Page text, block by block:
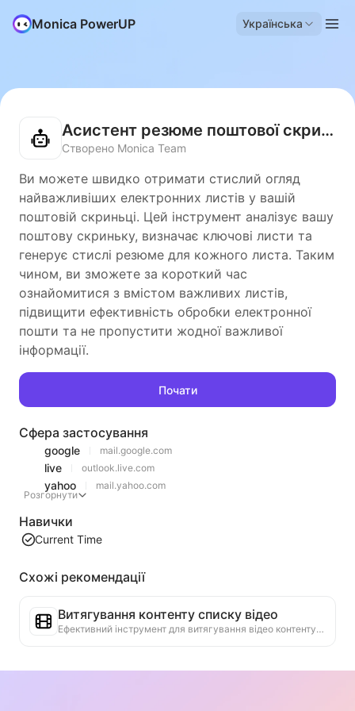
Monica PowerUP Українська
Асистент резюме поштової скриньки
Створено Monica Team
Ви можете швидко отримати стислий огляд
найважливіших електронних листів у вашій
поштовій скриньці. Цей інструмент аналізує вашу
поштову скриньку, визначає ключові листи та
генерує стислі резюме для кожного листа. Таким
чином, ви зможете за короткий час
ознайомитися з вмістом важливих листів,
підвищити ефективність обробки електронної
пошти та не пропустити жодної важливої
інформації.
Почати
Сфера застосування
google mail.google.com
live outlook.live.com
yahoo
mail.yahoo.com
Розгорнути
Навички
Current Time
Схожі рекомендації
Витягування контенту списку відео
Ефективний інструмент для витягування відео контенту з веб-сторінок, який може швидко сканувати веб-сторінки та організовувати інформацію про відео в структуровану таблицю Markdown.
Аналіз тенденцій рейтингу